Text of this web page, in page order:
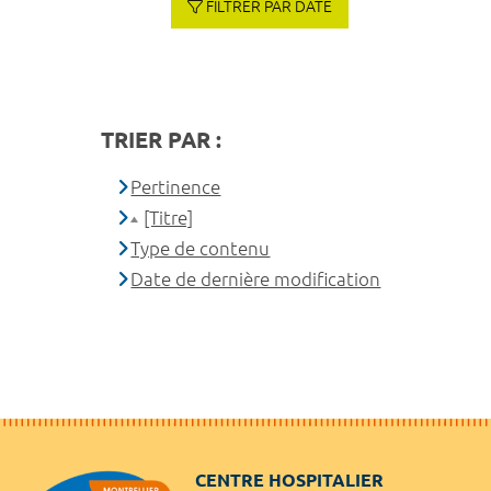
FILTRER PAR DATE
TRIER PAR :
Pertinence
[Titre]
Type de contenu
Date de dernière modification
CENTRE HOSPITALIER